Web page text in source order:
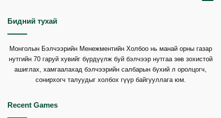
Бидний тухай
Монголын Бэлчээрийн Менежментийн Холбоо нь манай орны газар
нутгийн 70 гаруй хувийг бүрдүүлж буй бэлчээр нутгаа зөв зохистой
ашиглах, хамгаалахад бэлчээрийн салбарын бүхий л оролцогч,
сонирхогч талуудыг холбох гүүр байгууллага юм.
Recent Games